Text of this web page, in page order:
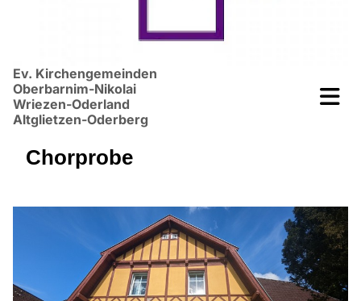
Ev. Kirchengemeinden
Oberbarnim-Nikolai
Wriezen-Oderland
Altglietzen-Oderberg
Chorprobe